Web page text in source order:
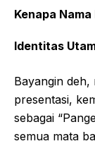
Kenapa
Identitas
Bayangin deh,
presentasi,
sebagai
semua mata